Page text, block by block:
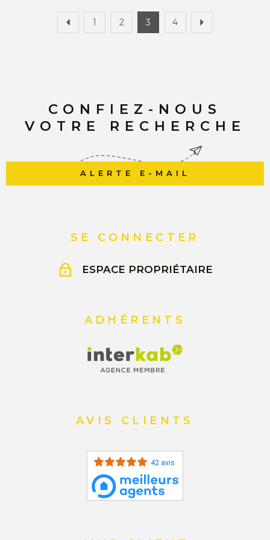
1 2 3 4
CONFIEZ-NOUS
VOTRE RECHERCHE
ALERTE E-MAIL
SE CONNECTER
ESPACE PROPRIÉTAIRE
ADHÉRENTS
AVIS CLIENTS
42 avis